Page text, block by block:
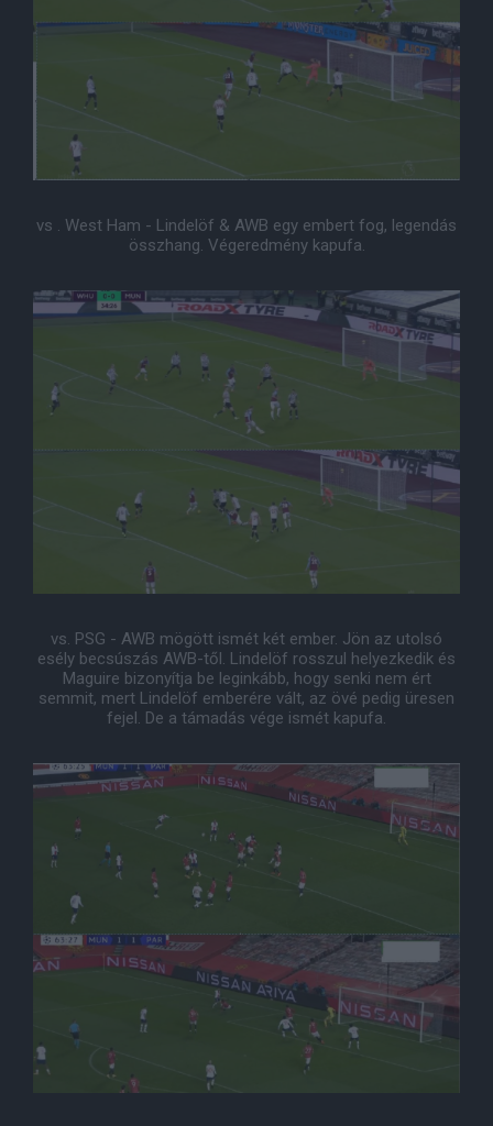
vs . West Ham - Lindelöf & AWB egy embert fog, legendás
összhang. Végeredmény kapufa.
vs. PSG - AWB mögött ismét két ember. Jön az utolsó
esély becsúszás AWB-től. Lindelöf rosszul helyezkedik és
Maguire bizonyítja be leginkább, hogy senki nem ért
semmit, mert Lindelöf emberére vált, az övé pedig üresen
fejel. De a támadás vége ismét kapufa.